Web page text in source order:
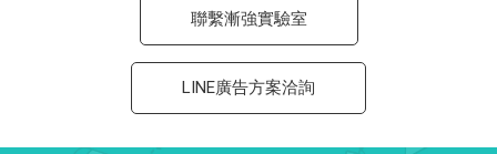
聯繫漸強實驗室
LINE廣告方案洽詢